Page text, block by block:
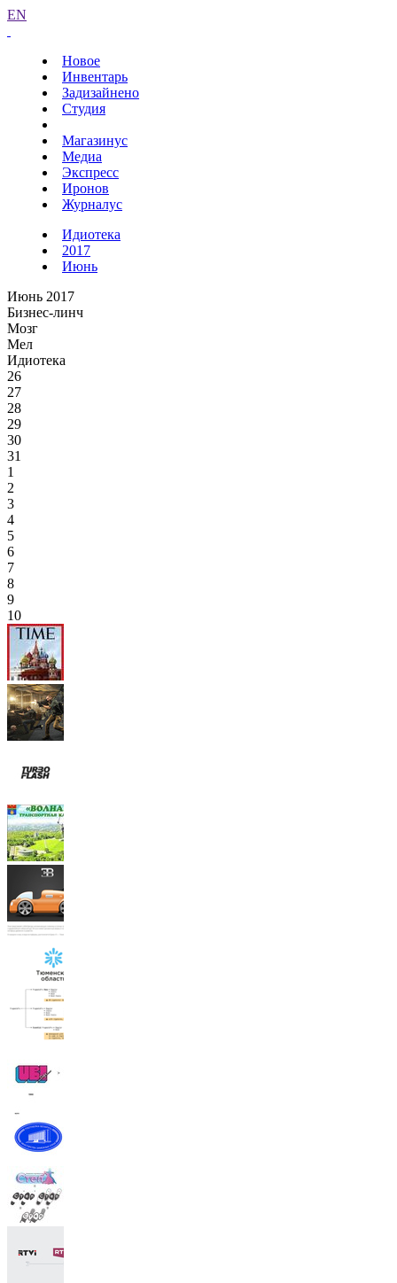
EN
Новое
Инвентарь
Задизайнено
Студия
Магазинус
Медиа
Экспресс
Иронов
Журналус
Идиотека
2017
Июнь
Июнь 2017
Бизнес-линч
Мозг
Мел
Идиотека
26
27
28
29
30
31
1
2
3
4
5
6
7
8
9
10